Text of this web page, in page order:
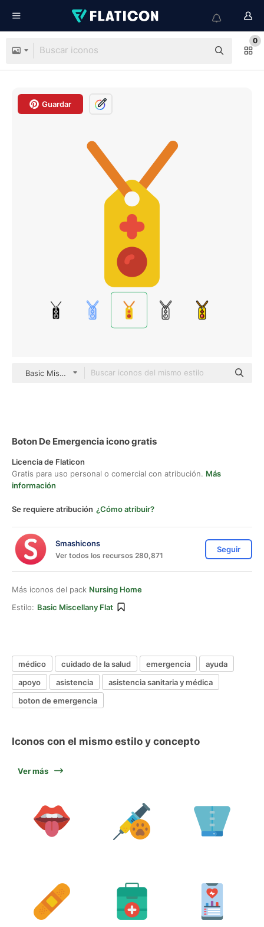
0
Guardar
Basic Miscellany Flat
Boton De Emergencia icono gratis
Licencia de Flaticon
Gratis para uso personal o comercial con atribución. Más
información
Se requiere atribución ¿Cómo atribuir?
Smashicons
Ver todos los recursos 280,871
Seguir
Más iconos del pack Nursing Home
Estilo: Basic Miscellany Flat
médico cuidado de la salud emergencia
ayuda
apoyo
asistencia
asistencia sanitaria y médica
boton de emergencia
Iconos con el mismo estilo y concepto
Ver más